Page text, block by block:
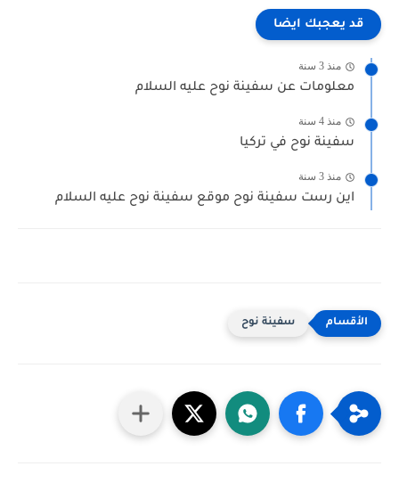
قد يعجبك ايضا
منذ 3 سنة
معلومات عن سفينة نوح عليه السلام
منذ 4 سنة
سفينة نوح في تركيا
منذ 3 سنة
اين رست سفينة نوح موقع سفينة نوح عليه السلام
سفينة نوح